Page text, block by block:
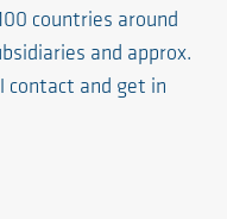
countries around
and approx.
contact and get in